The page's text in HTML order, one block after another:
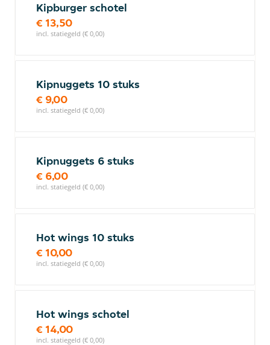
Kipburger schotel
€ 13,50
incl. statiegeld (€ 0,00)
Kipnuggets 10 stuks
€ 9,00
incl. statiegeld (€ 0,00)
Kipnuggets 6 stuks
€ 6,00
incl. statiegeld (€ 0,00)
Hot wings 10 stuks
€ 10,00
incl. statiegeld (€ 0,00)
Hot wings schotel
€ 14,00
incl. statiegeld (€ 0,00)